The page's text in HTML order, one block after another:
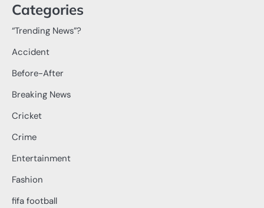
Categories
“Trending News”?
Accident
Before-After
Breaking News
Cricket
Crime
Entertainment
Fashion
fifa football